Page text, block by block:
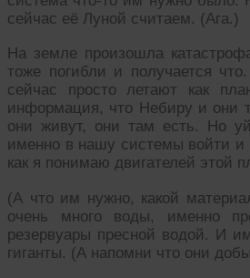
сейчас её Луной считаем. (Ага.)
На земле произошла
тоже погибли и получается
сейчас просто летают как
информация, что Небиру и они
они живут, они там есть. Но
именно в нашу системы войти и
как я понимаю двигателей этой
(А что им нужно, какой
очень много воды, именно
резервуары пресной водой. И
гиганты. (А напомни что они